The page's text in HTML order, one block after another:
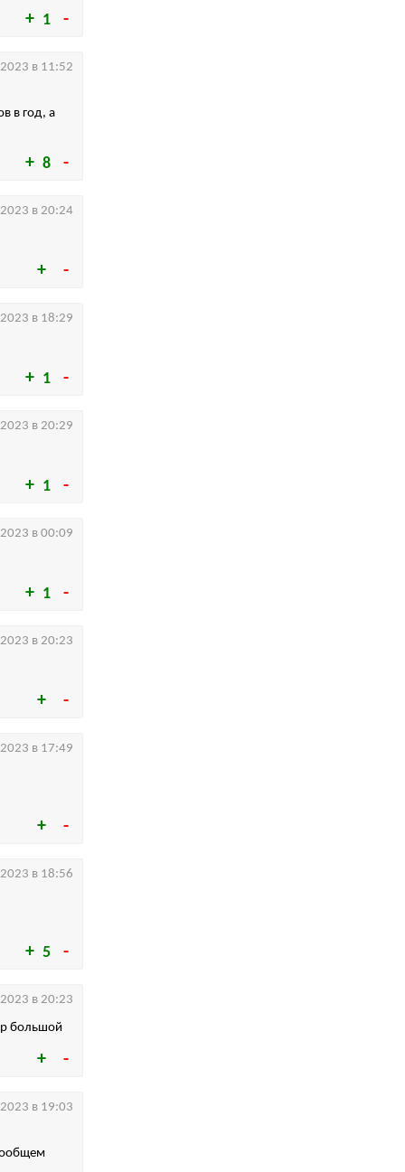
1
8
в год, а
в 11:52
в 20:24
1
в 18:29
1
в 20:29
1
в 00:09
в 20:23
в 17:49
5
в 18:56
большой
в 20:23
в 19:03